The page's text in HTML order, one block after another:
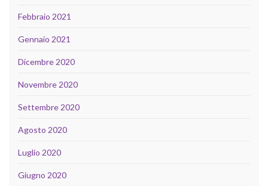
Febbraio 2021
Gennaio 2021
Dicembre 2020
Novembre 2020
Settembre 2020
Agosto 2020
Luglio 2020
Giugno 2020